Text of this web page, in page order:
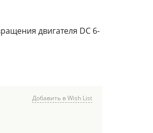
двигателя DC 6-
Добавить в Wish List